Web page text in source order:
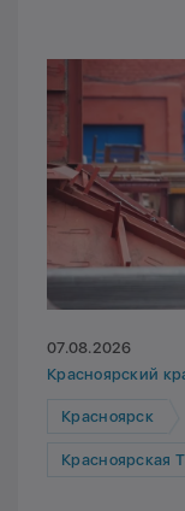
07.08.2026
Красноярский
Красноярск
Красноярская